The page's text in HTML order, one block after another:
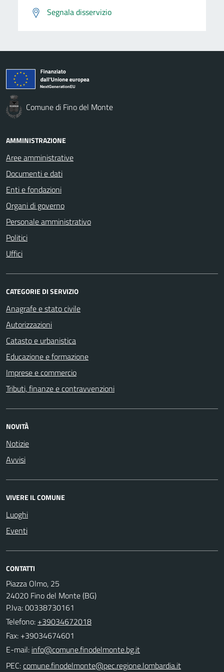
Segnala disservizio
Comune di Fino del Monte
AMMINISTRAZIONE
Aree amministrative
Documenti e dati
Enti e fondazioni
Organi di governo
Personale amministrativo
Politici
Uffici
CATEGORIE DI SERVIZIO
Anagrafe e stato civile
Autorizzazioni
Catasto e urbanistica
Educazione e formazione
Imprese e commercio
Tributi, finanze e contravvenzioni
NOVITÀ
Notizie
Avvisi
VIVERE IL COMUNE
Luoghi
Eventi
CONTATTI
Piazza Olmo, 25
24020 Fino del Monte (BG)
P.Iva: 00338730161
Telefono: +39034672018
Fax: +39034674601
E-mail:
PEC: